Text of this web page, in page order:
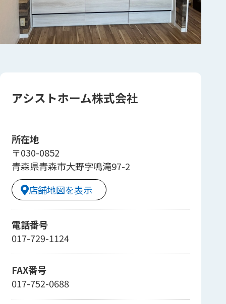
アシストホーム株式会社
所在地
〒030-0852
青森県青森市大野字鳴滝97-2
店舗地図を表示
電話番号
017-729-1124
FAX番号
017-752-0688